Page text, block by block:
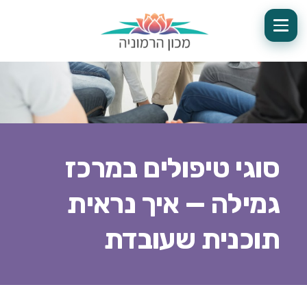
סוגי טיפולים במרכז
גמילה — איך נראית
תוכנית שעובדת